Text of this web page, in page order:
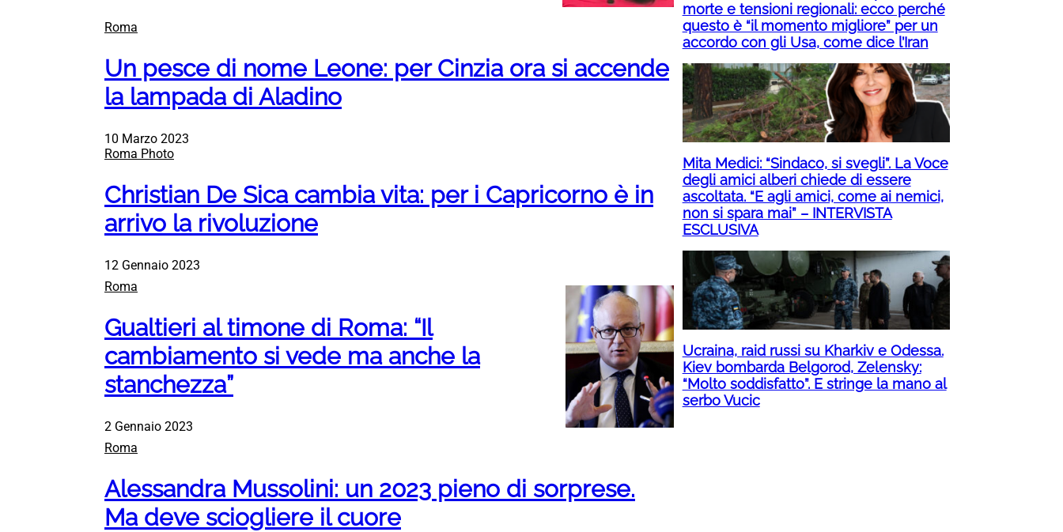
Roma
Un pesce di nome Leone: per Cinzia ora si accende
la lampada di Aladino
10 Marzo 2023
Roma Photo
Christian De Sica cambia vita: per i Capricorno è in
arrivo la rivoluzione
12 Gennaio 2023
Roma
Gualtieri al timone di Roma: “Il
cambiamento si vede ma anche la
stanchezza”
2 Gennaio 2023
Roma
Alessandra Mussolini: un 2023 pieno di sorprese.
Ma deve sciogliere il cuore
morte e tensioni regionali: ecco perché
questo è “il momento migliore” per un
accordo con gli Usa, come dice l’Iran
Mita Medici: “Sindaco, si svegli”. La Voce
degli amici alberi chiede di essere
ascoltata. “E agli amici, come ai nemici,
non si spara mai” – INTERVISTA
ESCLUSIVA
Ucraina, raid russi su Kharkiv e Odessa.
Kiev bombarda Belgorod, Zelensky:
“Molto soddisfatto”. E stringe la mano al
serbo Vucic